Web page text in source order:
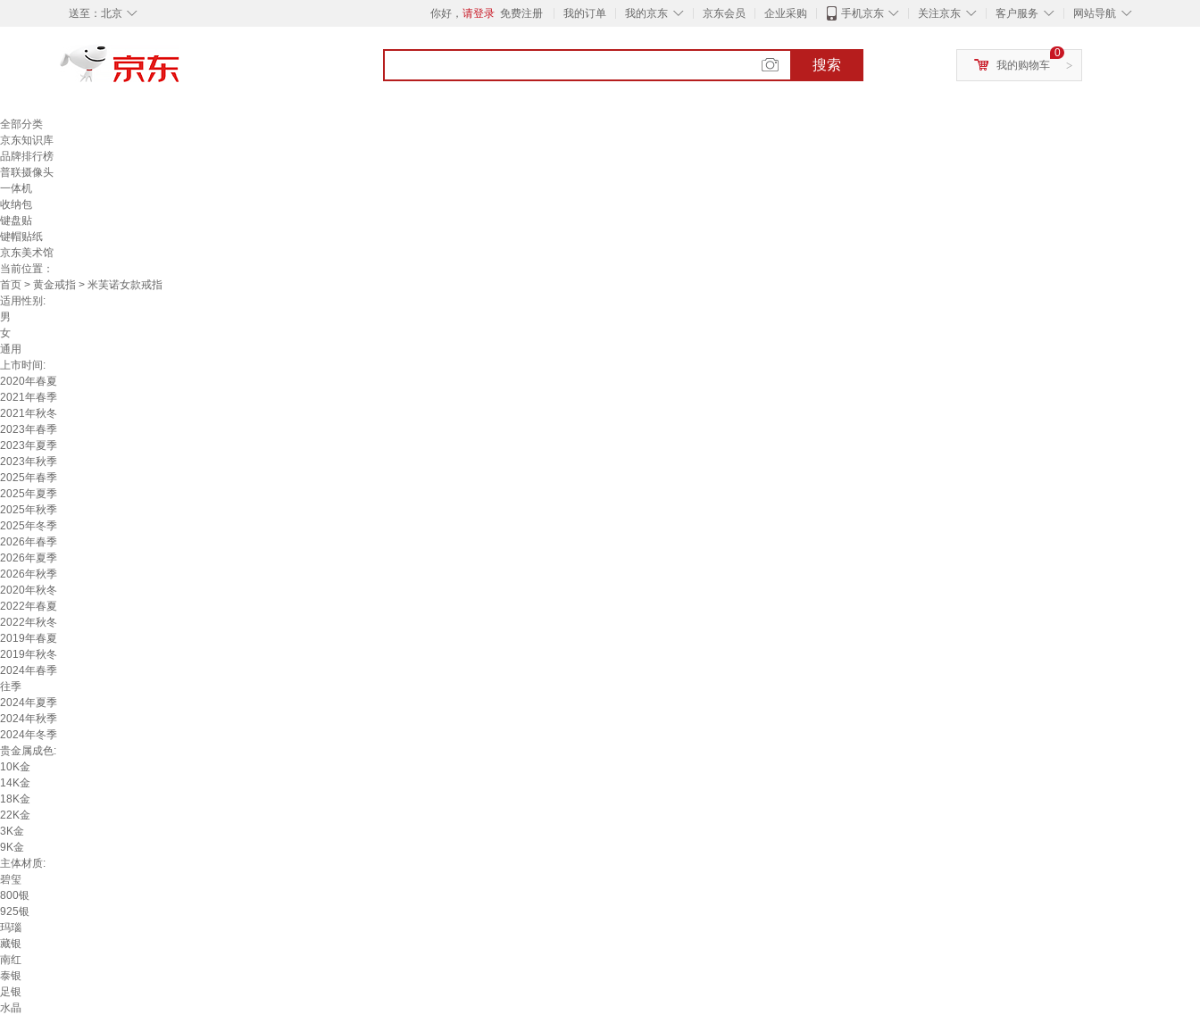
◇
送至： 北京 你好， 请登录 免费注册 我的订单 ◇
我的京东 京东会员 企业采购 ◇
手机京东 ◇
关注京东 ◇
客户服务 ◇
网站导航
搜索 >
0
我的购物车
全部分类
京东知识库
品牌排行榜
普联摄像头
一体机
收纳包
键盘贴
键帽贴纸
京东美术馆
当前位置：
首页 > 黄金戒指 > 米芙诺女款戒指
适用性别:
男
女
通用
上市时间:
2020年春夏
2021年春季
2021年秋冬
2023年春季
2023年夏季
2023年秋季
2025年春季
2025年夏季
2025年秋季
2025年冬季
2026年春季
2026年夏季
2026年秋季
2020年秋冬
2022年春夏
2022年秋冬
2019年春夏
2019年秋冬
2024年春季
往季
2024年夏季
2024年秋季
2024年冬季
贵金属成色:
10K金
14K金
18K金
22K金
3K金
9K金
主体材质:
碧玺
800银
925银
玛瑙
藏银
南红
泰银
足银
水晶